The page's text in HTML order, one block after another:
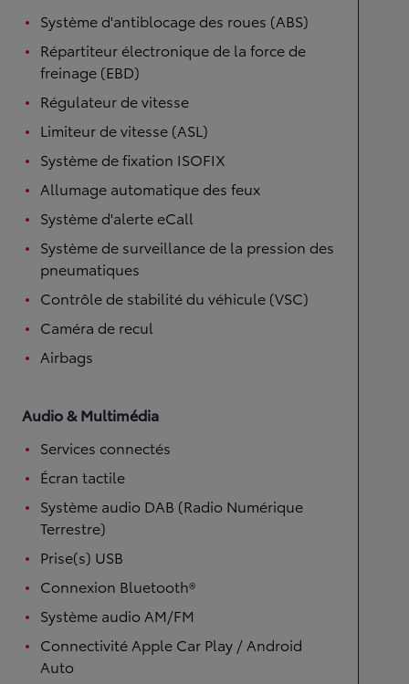
Système d'antiblocage des roues (ABS)
Répartiteur électronique de la force de
freinage (EBD)
Régulateur de vitesse
Limiteur de vitesse (ASL)
Système de fixation ISOFIX
Allumage automatique des feux
Système d'alerte eCall
Système de surveillance de la pression des
pneumatiques
Contrôle de stabilité du véhicule (VSC)
Caméra de recul
Airbags
Audio & Multimédia
Services connectés
Écran tactile
Système audio DAB (Radio Numérique
Terrestre)
Prise(s) USB
Connexion Bluetooth®
Système audio AM/FM
Connectivité Apple Car Play / Android
Auto